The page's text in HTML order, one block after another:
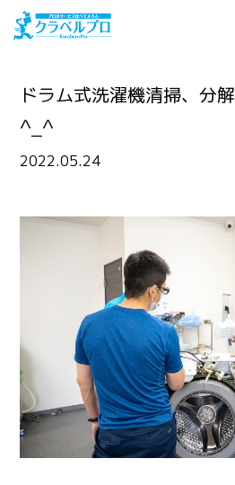
ドラム式洗濯機清掃、分
^_^
2022.05.24